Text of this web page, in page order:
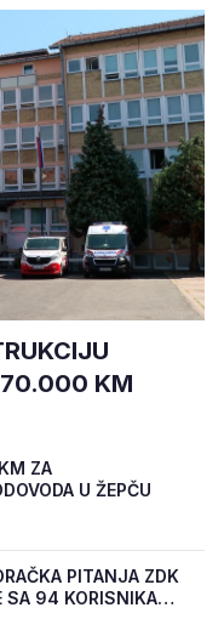
KM
ZA
U ŽEPČU
PITANJA ZDK
SA 94 KORISNIKA